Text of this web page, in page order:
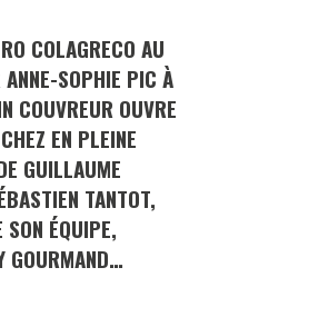
COLAGRECO AU
SOPHIE PIC À
COUVREUR OUVRE
EN PLEINE
GUILLAUME
TANTOT,
ÉQUIPE,
GOURMAND…